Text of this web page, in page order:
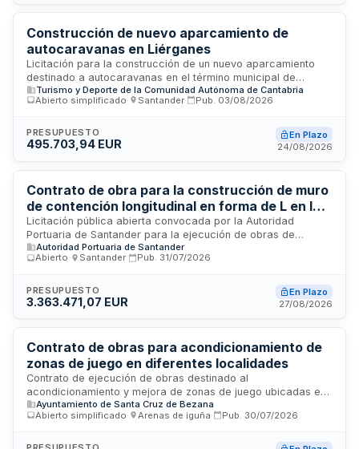
calidad de materiales y unidades de obra según lo
establecido en la normativa de contratación del sector
público.
Construcción de nuevo aparcamiento de
autocaravanas en Liérganes
Licitación para la construcción de un nuevo aparcamiento
destinado a autocaravanas en el término municipal de
Liérganes. Las obras incluyen la ejecución material del
proyecto aprobado por la Administración, con un plazo total
acta de comprobación de replanteo. El contrato se financia
mediante presupuesto distribuido en dos anualidades.
Turismo y Deporte de la Comunidad Autónoma de Cantabria
Abierto simplificado
Santander Pub. 03/08/2026
PRESUPUESTO
495.703,94 EUR
En Plazo
24/08/2026
Contrato de obra para la construcción de muro
de contención longitudinal en forma de L en la
instalación portuaria Raos 2 de Santander
Licitación pública abierta convocada por la Autoridad
Portuaria de Santander para la ejecución de obras de
construcción de un muro longitudinal principal en forma de L
con longitud total de ciento sesenta y cinco metros, ubicado
incluyendo tramos perpendiculares y de cierre en sus
extremos para generar zonas de acopio. El procedimiento se
adjudicará según criterio único de precio mediante
procedimiento abierto ordinario.
Autoridad Portuaria de Santander
Abierto
Santander Pub. 31/07/2026
PRESUPUESTO
3.363.471,07 EUR
En Plazo
27/08/2026
Contrato de obras para acondicionamiento de
zonas de juego en diferentes localidades
Contrato de ejecución de obras destinado al
acondicionamiento y mejora de zonas de juego ubicadas en
diferentes localidades. El objeto del contrato comprende los
trabajos descritos en el proyecto aprobado por la
a satisfacer mediante la intervención. Los trabajos se
Ayuntamiento de Santa Cruz de Bezana
Abierto simplificado
Arenas de iguña Pub. 30/07/2026